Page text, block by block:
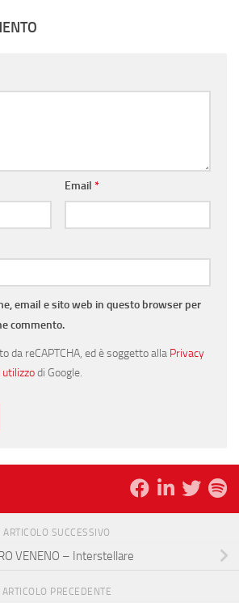
Email *
email e sito web in questo browser per
commento.
da reCAPTCHA, ed è soggetto alla Privacy
utilizzodi Google.
ARTICOLO SUCCESSIVO
VENENO – Interstellare
ARTICOLO PRECEDENTE